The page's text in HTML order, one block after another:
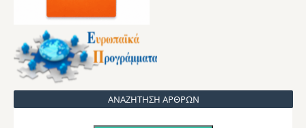
ΑΝΑΖΗΤΗΣΗ ΑΡΘΡΩΝ